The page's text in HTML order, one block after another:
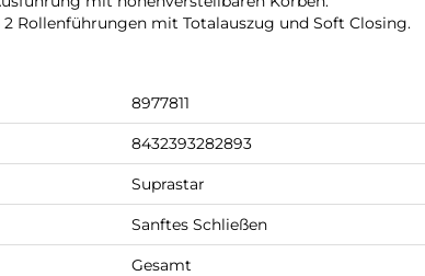
Rollenführungen mit Totalauszug und Soft Closing.
8977811
8432393282893
Suprastar
Sanftes Schließen
Gesamt